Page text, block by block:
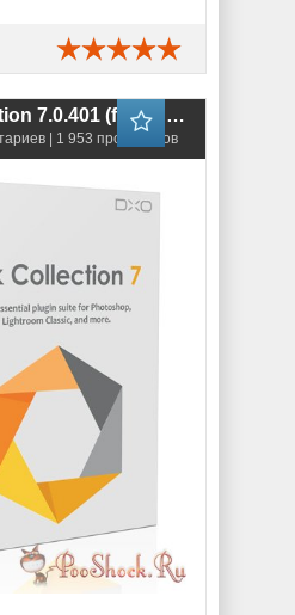
DxO Nik Collection 7.0.401 (for Photoshop & Lightroom)
| 1 953 просмотров